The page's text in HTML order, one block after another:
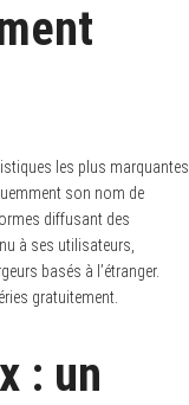
les plus marquantes
son nom de
diffusant des
à ses utilisateurs,
basés à l’étranger.
gratuitement.
: un